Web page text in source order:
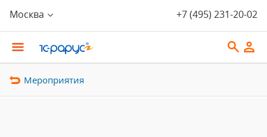
Москва +7 (495) 231-20-02
Мероприятия